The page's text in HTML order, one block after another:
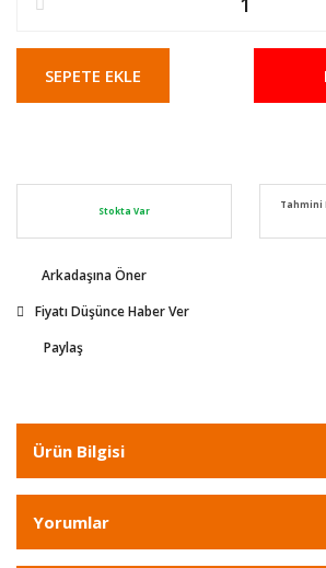
SEPETE EKLE
Stokta Var
Tahmini
Arkadaşına Öner
Fiyatı Düşünce Haber Ver
Paylaş
Ürün Bilgisi
Yorumlar